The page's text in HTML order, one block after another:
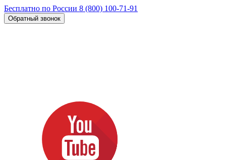
Бесплатно по России 8 (800) 100-71-91
Обратный звонок